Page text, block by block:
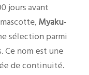
jours avant
Myaku-
sélection parmi
Ce nom est une
de continuité.